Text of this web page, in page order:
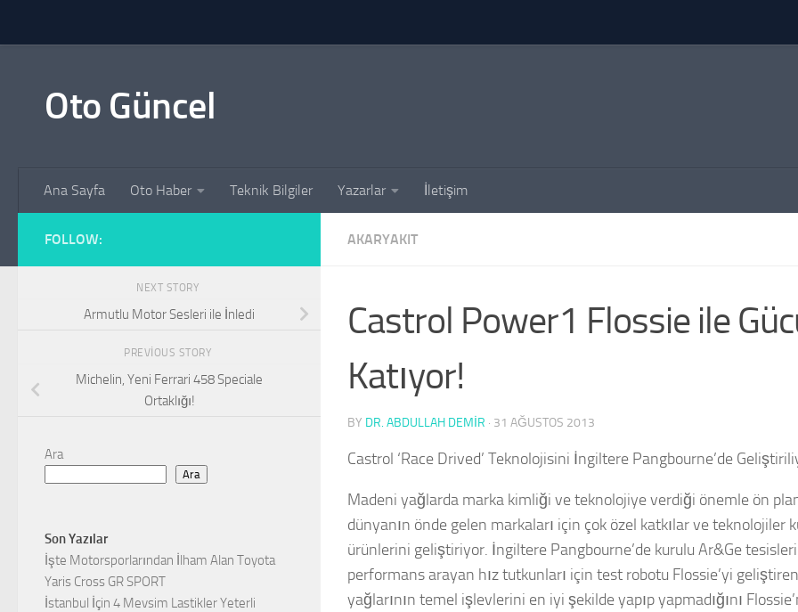
Oto Güncel
Ana Sayfa Oto Haber Teknik Bilgiler Yazarlar İletişim
AKARYAKIT
Castrol Power1 Flossie ile
Katıyor!
BY DR. ABDULLAH DEMİR · 31 AĞUSTOS 2013
Castrol ‘Race Drived’ Teknolojisini İngiltere Pangbourne’de
Madeni yağlarda marka kimliği ve teknolojiye verdiği önemle ön
dünyanın önde gelen markaları için çok özel katkılar ve teknolojiler
ürünlerini geliştiriyor. İngiltere Pangbourne’de kurulu Ar&Ge
performans arayan hız tutkunları için test robotu Flossie’yi
yağlarının temel işlevlerini en iyi şekilde yapıp yapmadığını
FOLLOW:
NEXT STORY
Armutlu Motor Sesleri ile İnledi
PREVIOUS STORY
Michelin, Yeni Ferrari 458 Speciale
Ortaklığı!
Ara
Ara
Son Yazılar
İşte Motorsporlarından İlham Alan Toyota
Yaris Cross GR SPORT
İstanbul İçin 4 Mevsim Lastikler Yeterli